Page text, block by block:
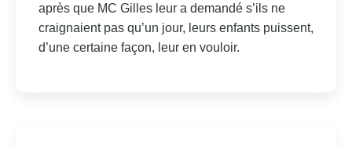
après que MC Gilles leur a demandé s’ils ne
craignaient pas qu’un jour, leurs enfants puissent,
d’une certaine façon, leur en vouloir.